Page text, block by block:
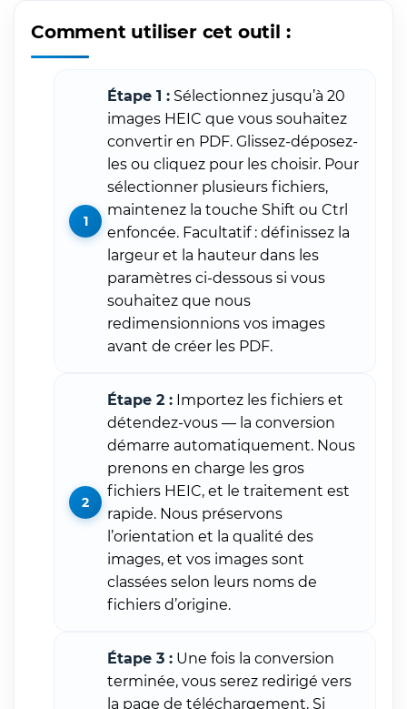
Comment utiliser cet outil :
Étape 1 : Sélectionnez jusqu’à 20
images HEIC que vous souhaitez
convertir en PDF. Glissez-déposez-
les ou cliquez pour les choisir. Pour
sélectionner plusieurs fichiers,
maintenez la touche Shift ou Ctrl
enfoncée. Facultatif : définissez la
largeur et la hauteur dans les
paramètres ci-dessous si vous
souhaitez que nous
redimensionnions vos images
avant de créer les PDF.
Étape 2 : Importez les fichiers et
détendez-vous — la conversion
démarre automatiquement. Nous
prenons en charge les gros
fichiers HEIC, et le traitement est
rapide. Nous préservons
l’orientation et la qualité des
images, et vos images sont
classées selon leurs noms de
fichiers d’origine.
Étape 3 : Une fois la conversion
terminée, vous serez redirigé vers
la page de téléchargement. Si